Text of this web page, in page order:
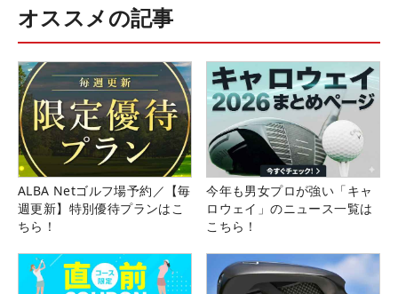
オススメの記事
ALBA Netゴルフ場予約／【毎
週更新】特別優待プランはこ
ちら！
今年も男女プロが強い「キャ
ロウェイ」のニュース一覧は
こちら！